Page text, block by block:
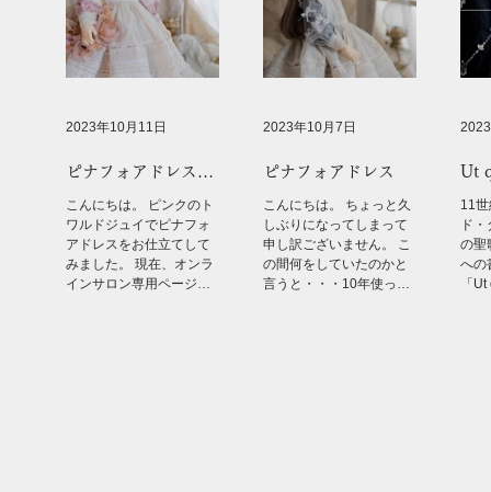
ピナフォアドレス
（トワルドジュイ）
こんにちは。 ピンクのト
ワルドジュイでピナフォ
アドレスをお仕立てして
みました。 現在、オンラ
インサロン専用ページに
2023年10月11日
ピナフォアドレス
こんにちは。 ちょっと久
しぶりになってしまって
申し訳ございません。 こ
の間何をしていたのかと
言うと・・・10年使って
2023年10月7日
Ut
世
11
ド
の聖
への
「